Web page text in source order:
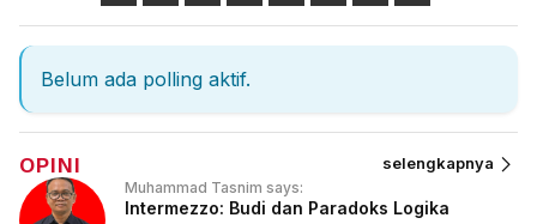
Belum ada polling aktif.
OPINI selengkapnya
Muhammad Tasnim says:
Intermezzo: Budi dan Paradoks Logika